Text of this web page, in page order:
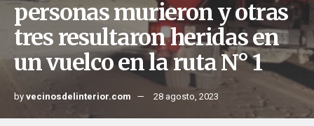
personas murieron y otras
tres resultaron heridas en
un vuelco en la ruta N° 1
byvecinosdelinterior.com 28 agosto, 2023